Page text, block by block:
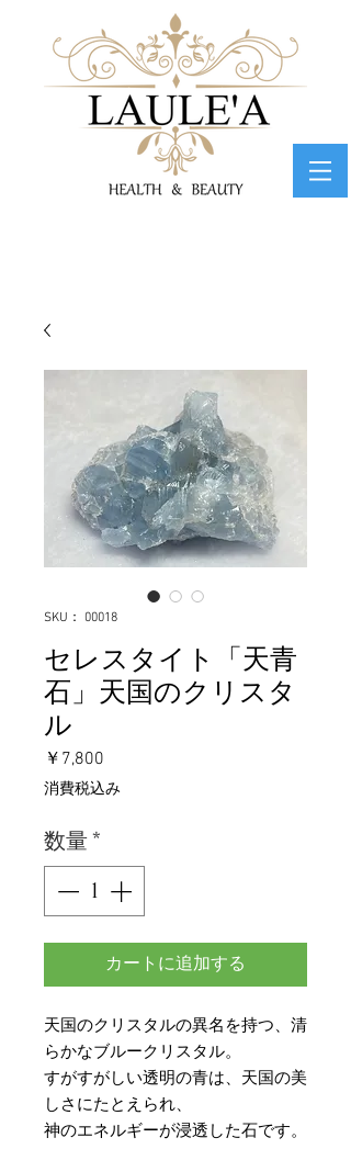
SKU： 00018
セレスタイト「天青
石」天国のクリスタ
ル
￥7,800
格
消費税込み
数量*
カートに追加する
天国のクリスタルの異名を持つ、清
らかなブルークリスタル。
すがすがしい透明の青は、天国の美
しさにたとえられ、
神のエネルギーが浸透した石です。